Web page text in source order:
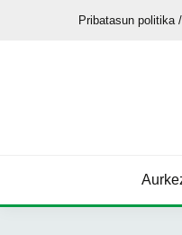
Pribatasun politika